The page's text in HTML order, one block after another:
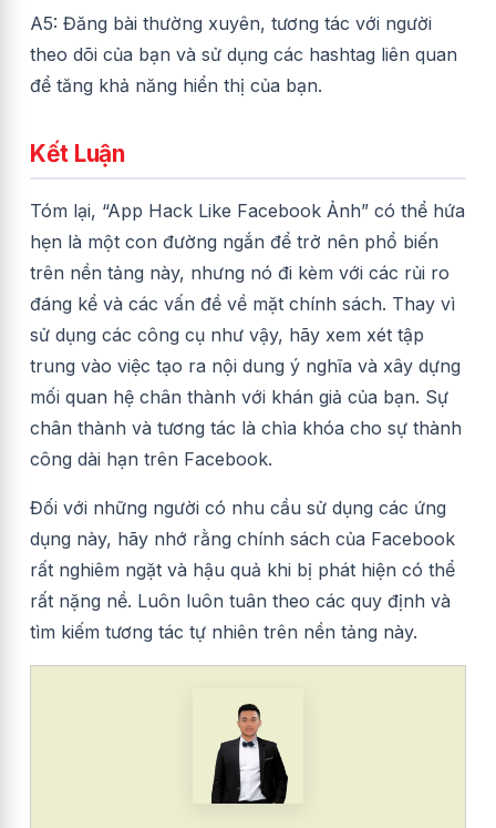
A5: Đăng bài thường xuyên, tương tác với người
theo dõi của bạn và sử dụng các hashtag liên quan
để tăng khả năng hiển thị của bạn.
Kết Luận
Tóm lại, “App Hack Like Facebook Ảnh” có thể hứa
hẹn là một con đường ngắn để trở nên phổ biến
trên nền tảng này, nhưng nó đi kèm với các rủi ro
đáng kể và các vấn đề về mặt chính sách. Thay vì
sử dụng các công cụ như vậy, hãy xem xét tập
trung vào việc tạo ra nội dung ý nghĩa và xây dựng
mối quan hệ chân thành với khán giả của bạn. Sự
chân thành và tương tác là chìa khóa cho sự thành
công dài hạn trên Facebook.
Đối với những người có nhu cầu sử dụng các ứng
dụng này, hãy nhớ rằng chính sách của Facebook
rất nghiêm ngặt và hậu quả khi bị phát hiện có thể
rất nặng nề. Luôn luôn tuân theo các quy định và
tìm kiếm tương tác tự nhiên trên nền tảng này.